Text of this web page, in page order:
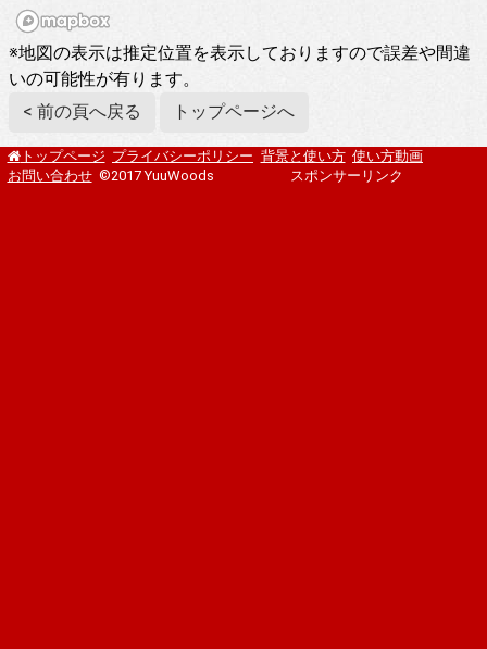
※地図の表示は推定位置を表示しておりますので誤差や間違
いの可能性が有ります。
< 前の頁へ戻る
トップページへ
トップページ プライバシーポリシー 背景と使い方 使い方動画
お問い合わせ ©2017 YuuWoods スポンサーリンク